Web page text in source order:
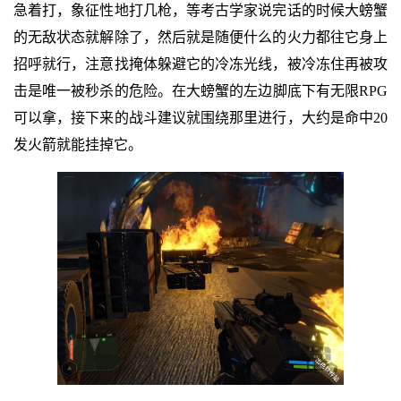
急着打，象征性地打几枪，等考古学家说完话的时候大螃蟹
的无敌状态就解除了，然后就是随便什么的火力都往它身上
招呼就行，注意找掩体躲避它的冷冻光线，被冷冻住再被攻
击是唯一被秒杀的危险。在大螃蟹的左边脚底下有无限RPG
可以拿，接下来的战斗建议就围绕那里进行，大约是命中20
发火箭就能挂掉它。